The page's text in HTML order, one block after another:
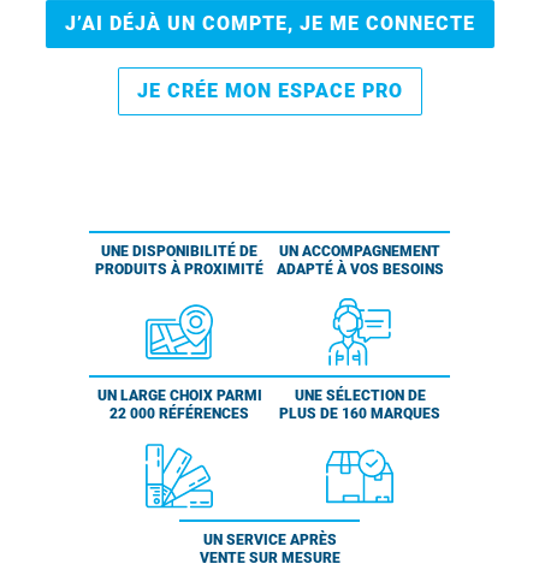
J’AI DÉJÀ UN COMPTE, JE ME CONNECTE
JE CRÉE MON ESPACE PRO
UNE DISPONIBILITÉ DE
PRODUITS À PROXIMITÉ
UN ACCOMPAGNEMENT
ADAPTÉ À VOS BESOINS
UN LARGE CHOIX PARMI
22 000 RÉFÉRENCES
UNE SÉLECTION DE
PLUS DE 160 MARQUES
UN SERVICE APRÈS
VENTE SUR MESURE